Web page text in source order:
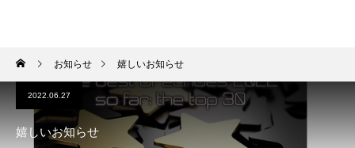
お知らせ 嬉しいお知らせ
2022.06.27
嬉しいお知らせ